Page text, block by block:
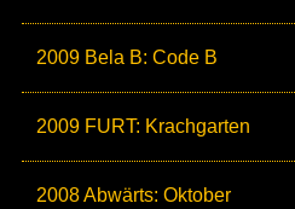
2009 Bela B: Code B
2009 FURT: Krachgarten
2008 Abwärts: Oktober